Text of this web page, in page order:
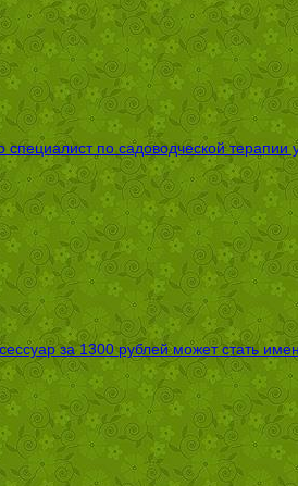
по садоводческой терапии
за 1300 рублей может стать